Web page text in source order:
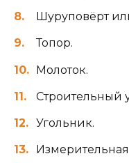
Шуруповёрт
Топор.
Молоток.
Строительный
Угольник.
Измерительная